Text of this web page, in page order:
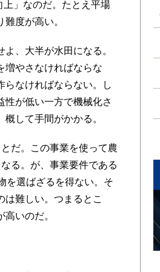
」なのだ。たとえ平場
度が高い。
、大半が水田になる。
増やさなければならな
らなければならない。し
性が低い一方で機械化さ
して手間がかかる。
だ。この事業を使って農
る。が、事業要件である
を選ばざるを得ない。そ
難しい。つまるとこ
いのだ。